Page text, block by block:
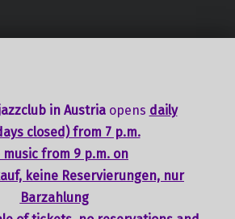
in Austria opens daily
closed) from 7 p.m.
music from 9 p.m. on
keine Reservierungen, nur
Barzahlung